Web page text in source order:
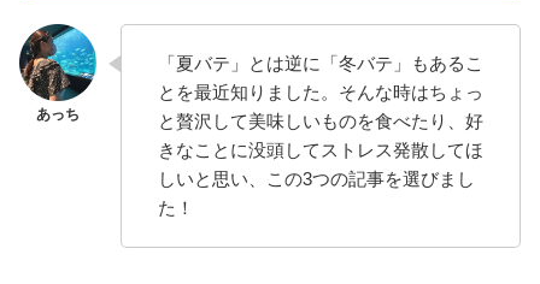
「夏バテ」とは逆に「冬バテ」もあるこ
とを最近知りました。そんな時はちょっ
と贅沢して美味しいものを食べたり、好
きなことに没頭してストレス発散してほ
しいと思い、この3つの記事を選びまし
た！